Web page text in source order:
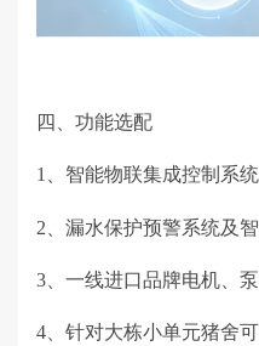
四、功能选配
1、智能物联集成控制系统
2 、漏水保护预警系统及
3 、一线进口品牌电机、
4 、针对大栋小单元猪舍